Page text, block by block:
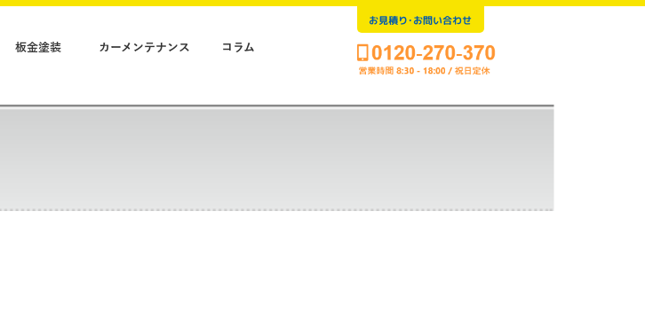
板金塗装 カーメンテナンス コラム
お見積り･お問い合わせ